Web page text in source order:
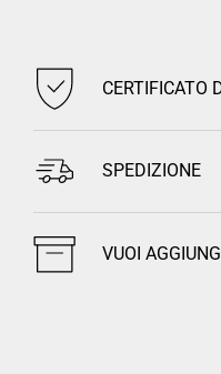
CERTIFICATO
SPEDIZIONE
VUOI